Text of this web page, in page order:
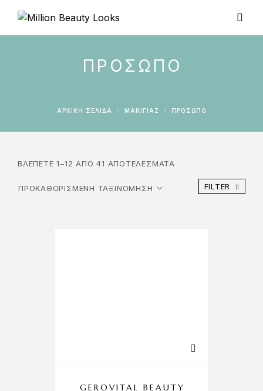
ΠΡΌΣΩΠΟ
ΑΡΧΙΚΉ ΣΕΛΊΔΑ ΜΑΚΙΓΙΑΖ ΠΡΌΣΩΠΟ
ΒΛΈΠΕΤΕ 1–12 ΑΠΌ 41 ΑΠΟΤΕΛΈΣΜΑΤΑ
FILTER
GEROVITAL BEAUTY